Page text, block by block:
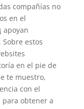
compañías no
en el
apoyan
estos
en el pie de
te muestro,
con el
obtener a